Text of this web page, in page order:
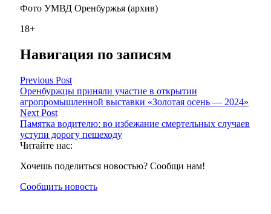
Фото УМВД Оренбуржья (архив)
18+
Навигация по записям
Previous Post
Оренбуржцы приняли участие в открытии
агропромышленной выставки «Золотая осень — 2024»
Next Post
Памятка водителю: во избежание смертельных случаев
уступи дорогу пешеходу
Читайте нас:
Хочешь поделиться новостью? Сообщи нам!
Сообщить новость